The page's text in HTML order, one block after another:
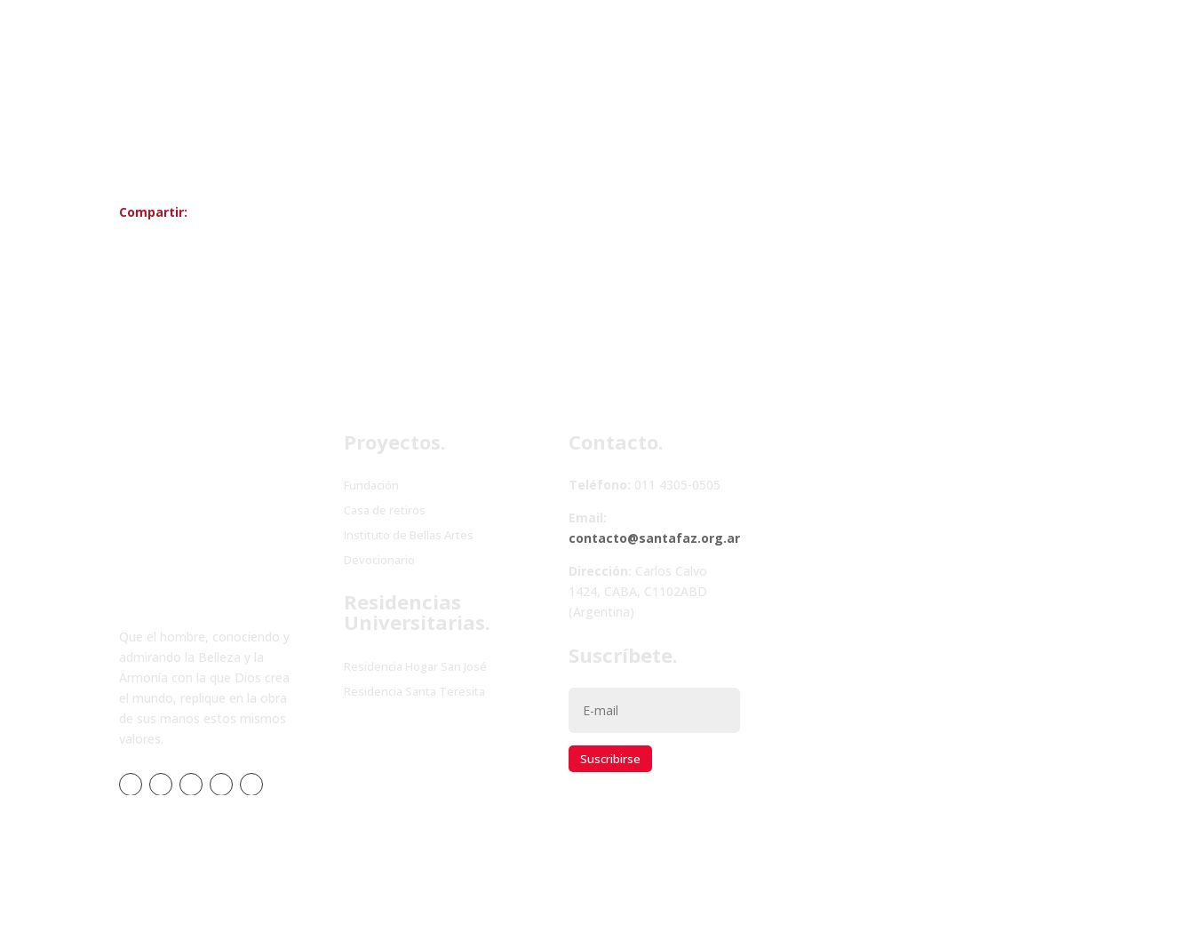
Compartir:
Que el hombre, conociendo y
admirando la Belleza y la
Armonía con la que Dios crea
el mundo, replique en la obra
de sus manos estos mismos
valores.
Proyectos.
Fundación
Casa de retiros
Instituto de Bellas Artes
Devocionario
Residencias
Universitarias.
Residencia Hogar San José
Residencia Santa Teresita
Contacto.
Teléfono: 011 4305-0505
Email:
contacto@santafaz.org.ar
Dirección: Carlos Calvo
1424, CABA, C1102ABD
(Argentina)
Suscríbete.
Suscribirse